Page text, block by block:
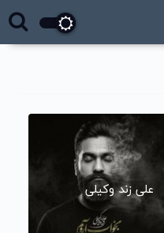
علی زند وکیلی